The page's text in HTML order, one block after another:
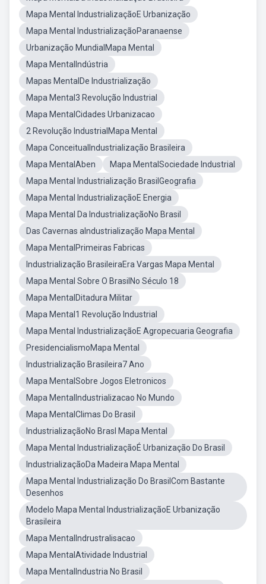
Mapa Mental IndustrializaçãoE Urbanização
Mapa Mental IndustrializaçãoParanaense
Urbanização MundialMapa Mental
Mapa MentalIndústria
Mapas MentalDe Industrialização
Mapa Mental3 Revolução Industrial
Mapa MentalCidades Urbanizacao
2 Revolução IndustrialMapa Mental
Mapa ConceitualIndustrialização Brasileira
Mapa MentalAben
Mapa MentalSociedade Industrial
Mapa Mental Industrialização BrasilGeografia
Mapa Mental IndustrializaçãoE Energia
Mapa Mental Da IndustrializaçãoNo Brasil
Das Cavernas aIndustrialização Mapa Mental
Mapa MentalPrimeiras Fabricas
Industrialização BrasileiraEra Vargas Mapa Mental
Mapa Mental Sobre O BrasilNo Século 18
Mapa MentalDitadura Militar
Mapa Mental1 Revolução Industrial
Mapa Mental IndustrializaçãoE Agropecuaria Geografia
PresidencialismoMapa Mental
Industrialização Brasileira7 Ano
Mapa MentalSobre Jogos Eletronicos
Mapa MentalIndustrializacao No Mundo
Mapa MentalClimas Do Brasil
IndustrializaçãoNo Brasl Mapa Mental
Mapa Mental IndustrializaçãoÉ Urbanização Do Brasil
IndustrializaçãoDa Madeira Mapa Mental
Mapa Mental Industrialização Do BrasilCom Bastante
Desenhos
Modelo Mapa Mental IndustrializaçãoE Urbanização
Brasileira
Mapa MentalIndrustralisacao
Mapa MentalAtividade Industrial
Mapa MentalIndustria No Brasil